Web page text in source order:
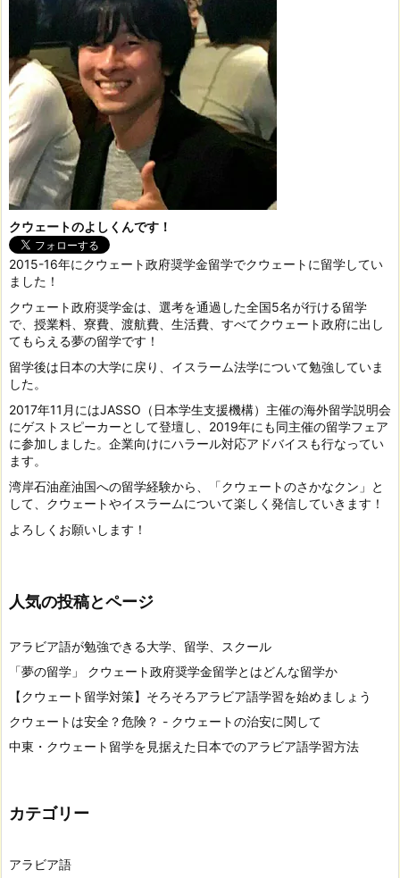
クウェートのよしくんです！
2015-16年にクウェート政府奨学金留学でクウェートに留学してい
ました！
クウェート政府奨学金は、選考を通過した全国5名が行ける留学
で、授業料、寮費、渡航費、生活費、すべてクウェート政府に出し
てもらえる夢の留学です！
留学後は日本の大学に戻り、イスラーム法学について勉強していま
した。
2017年11月にはJASSO（日本学生支援機構）主催の海外留学説明会
にゲストスピーカーとして登壇し、2019年にも同主催の留学フェア
に参加しました。企業向けにハラール対応アドバイスも行なってい
ます。
湾岸石油産油国への留学経験から、「クウェートのさかなクン」と
して、クウェートやイスラームについて楽しく発信していきます！
よろしくお願いします！
人気の投稿とページ
アラビア語が勉強できる大学、留学、スクール
「夢の留学」 クウェート政府奨学金留学とはどんな留学か
【クウェート留学対策】そろそろアラビア語学習を始めましょう
クウェートは安全？危険？ - クウェートの治安に関して
中東・クウェート留学を見据えた日本でのアラビア語学習方法
カテゴリー
アラビア語